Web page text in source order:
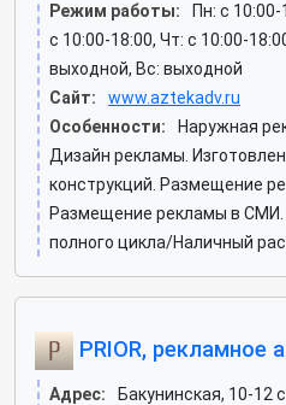
Режим работы:
Пн: c
c 10:00-18:00, Чт: c 10:00-
выходной, Вс: выходной
Сайт:
www.aztekadv.ru
Особенности:
Наружная
Дизайн рекламы.
конструкций. Размещение
Размещение рекламы в СМИ.
полного цикла/Наличный
PRIOR, рекламное
Адрес:
Бакунинская, 10-12